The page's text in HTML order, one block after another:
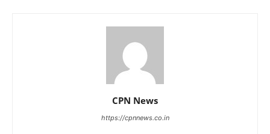
CPN News
https://cpnnews.co.in